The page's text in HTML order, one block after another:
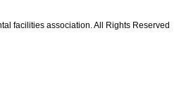
facilities association. All Rights Reserved